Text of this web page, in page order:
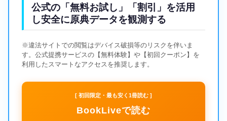
公式の「無料お試し」「割引」を活用
し安全に原典データを観測する
※違法サイトでの閲覧はデバイス破損等のリスクを伴いま
す。公式提携サービスの【無料体験】や【初回クーポン】を
利用したスマートなアクセスを推奨します。
[ 初回限定・最も安く1冊読む ]
BookLiveで読む